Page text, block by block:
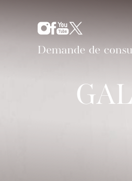
Demande de